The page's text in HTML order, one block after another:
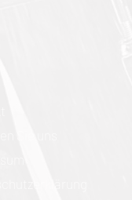
Sie uns